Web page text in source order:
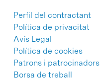
Perfil del contractant
Política de privacitat
Avís Legal
Política de cookies
Patrons i patrocinadors
Borsa de treball